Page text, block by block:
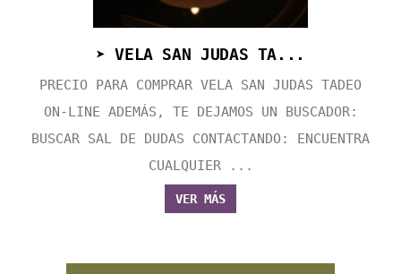
➤ VELA SAN JUDAS TA...
PRECIO PARA COMPRAR VELA SAN JUDAS TADEO
ON-LINE ADEMÁS, TE DEJAMOS UN BUSCADOR:
BUSCAR SAL DE DUDAS CONTACTANDO: ENCUENTRA
CUALQUIER ...
VER MÁS